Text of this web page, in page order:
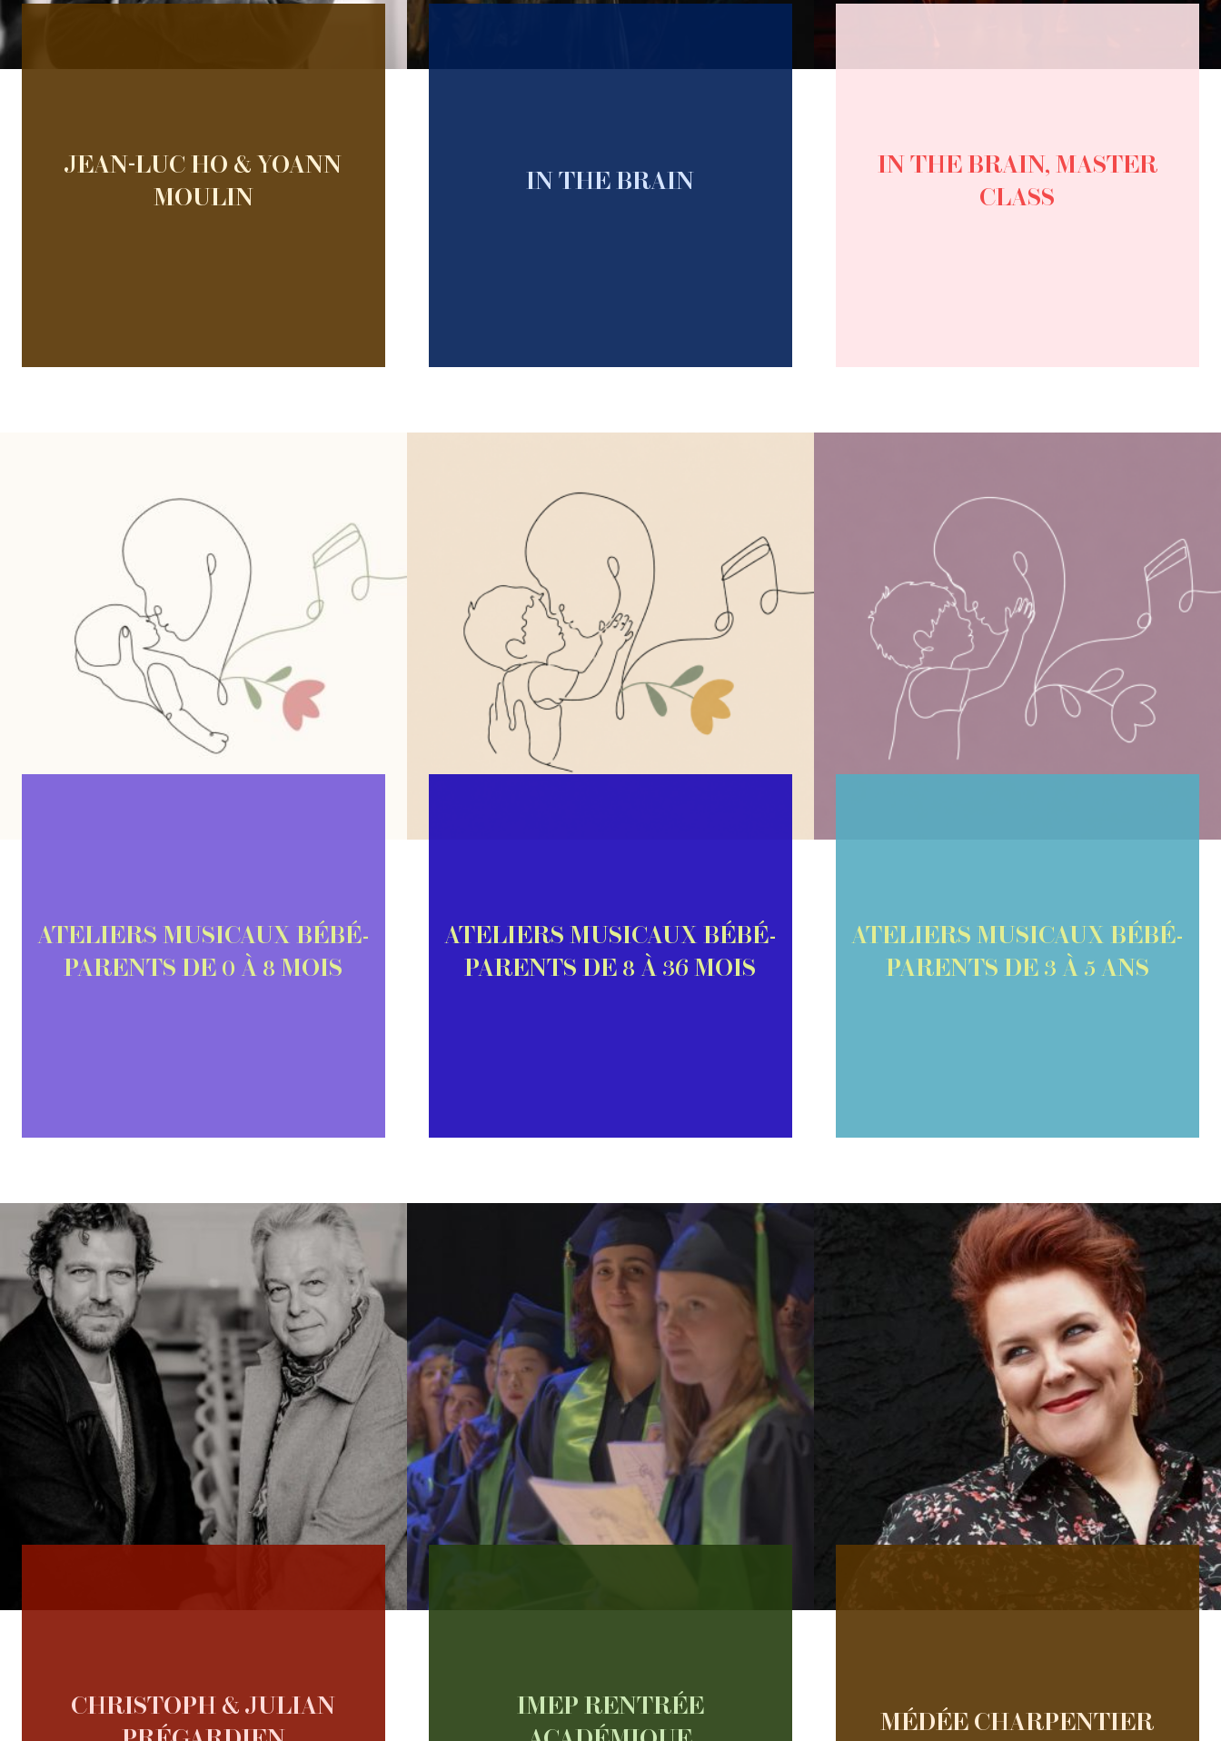
JEAN-LUC HO & YOANN
MOULIN
IN THE BRAIN
IN THE BRAIN, MASTER
CLASS
ATELIERS MUSICAUX BÉBÉ-
PARENTS DE 0 À 8 MOIS
ATELIERS MUSICAUX BÉBÉ-
PARENTS DE 8 À 36 MOIS
ATELIERS MUSICAUX BÉBÉ-
PARENTS DE 3 À 5 ANS
CHRISTOPH & JULIAN
IMEP RENTRÉE
MÉDÉE CHARPENTIER